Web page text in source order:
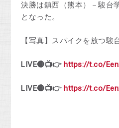
決勝は鎮西（熊本）－駿台
となった。
【写真】スパイクを放つ駿
LIVE🔴📺👉 https://t.co/
LIVE🔴📺👉 https://t.co/